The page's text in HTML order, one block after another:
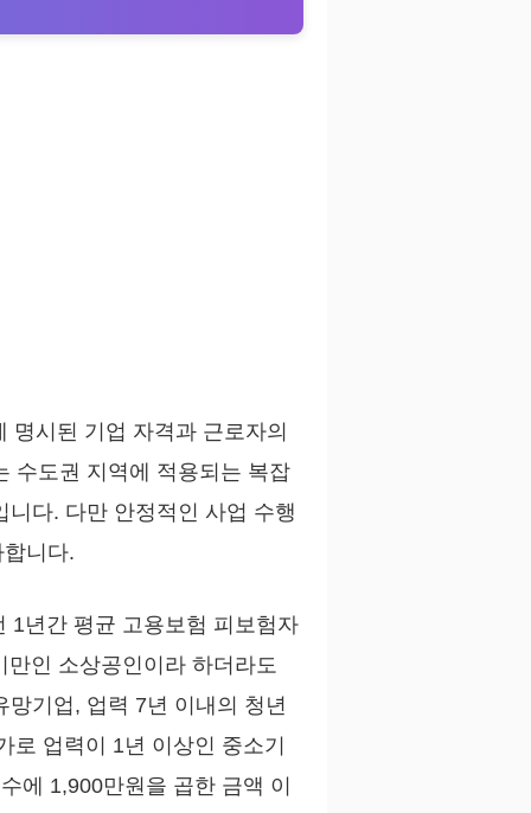
시된 기업 자격과 근로자의
수도권 지역에 적용되는 복잡
다. 다만 안정적인 사업 수행
니다.
년간 평균 고용보험 피보험자
인 소상공인이라 하더라도
기업, 업력 7년 이내의 청년
업력이 1년 이상인 중소기
에 1,900만원을 곱한 금액 이